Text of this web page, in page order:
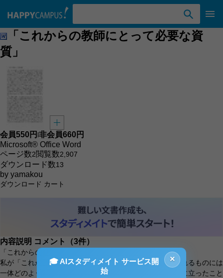
「これからの教師にとって必要な資
質」
会員550円 l非会員660円
Microsoft® Office Word
ページ数2閲覧数2,907
ダウンロード数13
by yamakou
ダウンロード カート
内容説明 コメント（3件）
「これからの教師にとって必要な資質」
私が「これからの教師にとって必要な資質」として感じられるものには
一体どのようなものがあるか、そして、実際に自分が教壇に立ったこと
×
🎓 AIスタディメイト サービス開
始